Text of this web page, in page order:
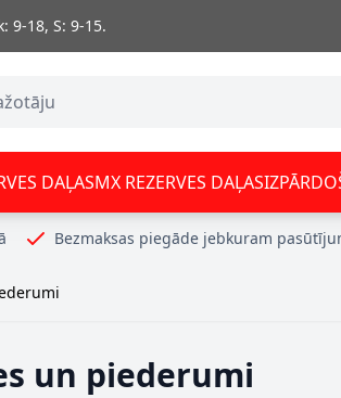
9-18, S: 9-15.
DAĻASMX REZERVES DAĻAS
Bezmaksas piegāde jebkuram
un piederumi